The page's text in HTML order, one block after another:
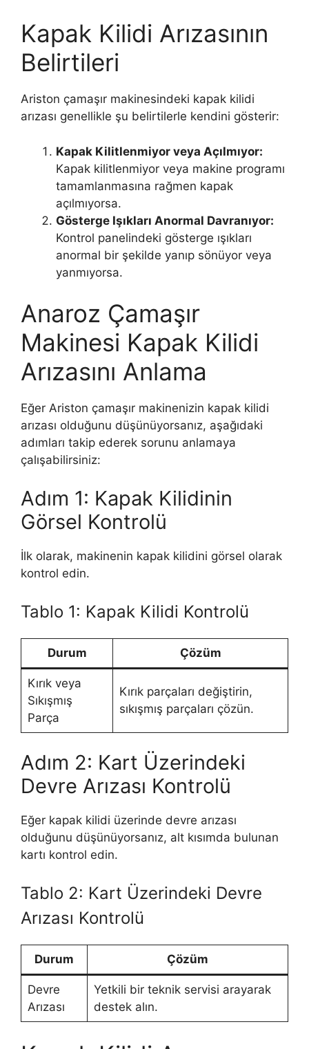
Kapak Kilidi Arızasının
Belirtileri
Ariston çamaşır makinesindeki kapak kilidi
arızası genellikle şu belirtilerle kendini gösterir:
Kapak Kilitlenmiyor veya Açılmıyor:
Kapak kilitlenmiyor veya makine programı
tamamlanmasına rağmen kapak
açılmıyorsa.
Gösterge Işıkları Anormal Davranıyor:
Kontrol panelindeki gösterge ışıkları
anormal bir şekilde yanıp sönüyor veya
yanmıyorsa.
Anaroz Çamaşır
Makinesi Kapak Kilidi
Arızasını Anlama
Eğer Ariston çamaşır makinenizin kapak kilidi
arızası olduğunu düşünüyorsanız, aşağıdaki
adımları takip ederek sorunu anlamaya
çalışabilirsiniz:
Adım 1: Kapak Kilidinin
Görsel Kontrolü
İlk olarak, makinenin kapak kilidini görsel olarak
kontrol edin.
Tablo 1: Kapak Kilidi Kontrolü
Durum Çözüm
Kırık veya
Sıkışmış
Parça
Kırık parçaları değiştirin,
sıkışmış parçaları çözün.
Adım 2: Kart Üzerindeki
Devre Arızası Kontrolü
Eğer kapak kilidi üzerinde devre arızası
olduğunu düşünüyorsanız, alt kısımda bulunan
kartı kontrol edin.
Tablo 2: Kart Üzerindeki Devre
Arızası Kontrolü
Durum Çözüm
Devre
Arızası
Yetkili bir teknik servisi arayarak
destek alın.